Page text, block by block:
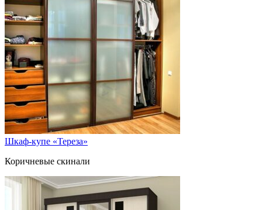
Шкаф-купе «Тереза»
Коричневые скинали